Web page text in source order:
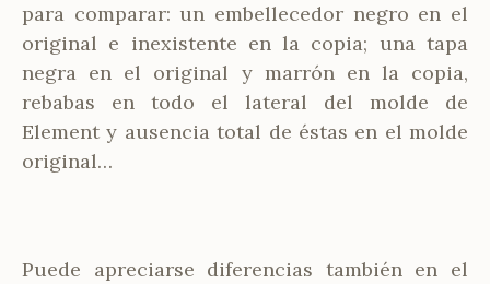
para comparar: un embellecedor negro en el
original e inexistente en la copia; una tapa
negra en el original y marrón en la copia,
rebabas en todo el lateral del molde de
Element y ausencia total de éstas en el molde
original…
Puede apreciarse diferencias también en el